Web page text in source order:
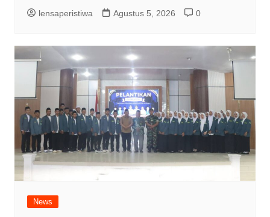
lensaperistiwa Agustus 5, 2026 0
News